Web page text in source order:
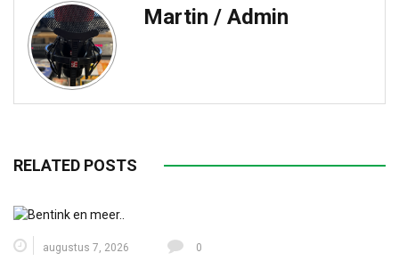
Martin / Admin
RELATED POSTS
augustus 7, 2026 0